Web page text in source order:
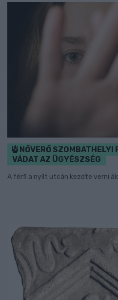
NŐVERŐ SZOMBATHELYI
VÁDAT AZ ÜGYÉSZSÉG
A férfi a nyílt utcán kezdte verni